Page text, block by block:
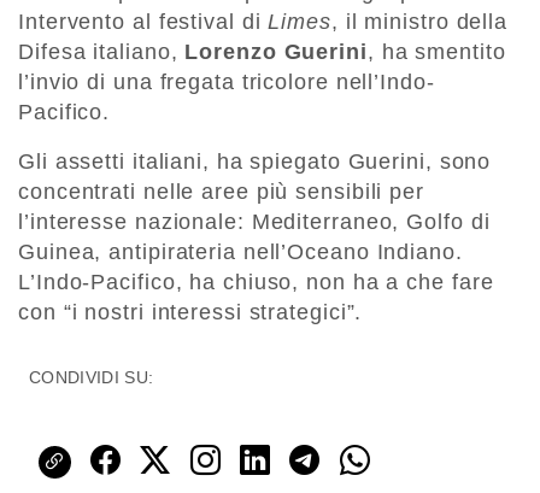
Intervento al festival diLimes, il ministro della
Difesa italiano, Lorenzo Guerini, ha smentito
l’invio di una fregata tricolore nell’Indo-
Pacifico.
Gli assetti italiani, ha spiegato Guerini, sono
concentrati nelle aree più sensibili per
l’interesse nazionale: Mediterraneo, Golfo di
Guinea, antipirateria nell’Oceano Indiano.
L’Indo-Pacifico, ha chiuso, non ha a che fare
con “i nostri interessi strategici”.
CONDIVIDI SU: